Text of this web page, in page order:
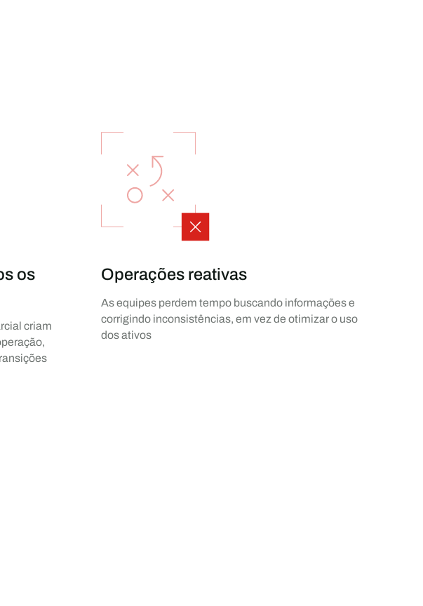
os
criam
Operações reativas
As equipes perdem tempo buscando informações e
corrigindo inconsistências, em vez de otimizar o uso
dos ativos